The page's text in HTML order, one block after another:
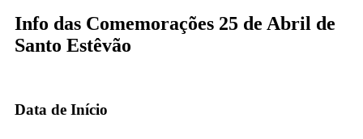
Info das Comemorações 25 de Abril de
Santo Estêvão
Data de Início